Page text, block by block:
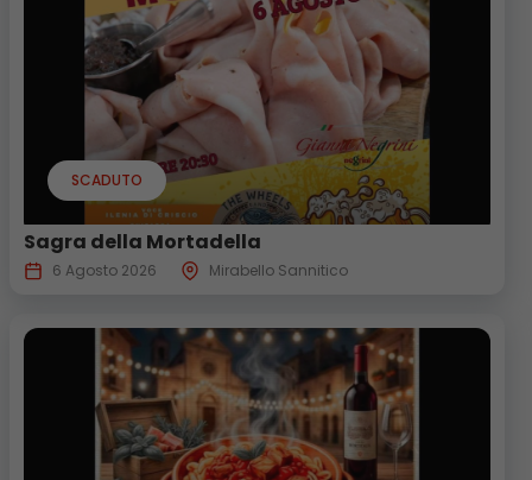
SCADUTO
Sagra della Mortadella
6 Agosto 2026 Mirabello Sannitico